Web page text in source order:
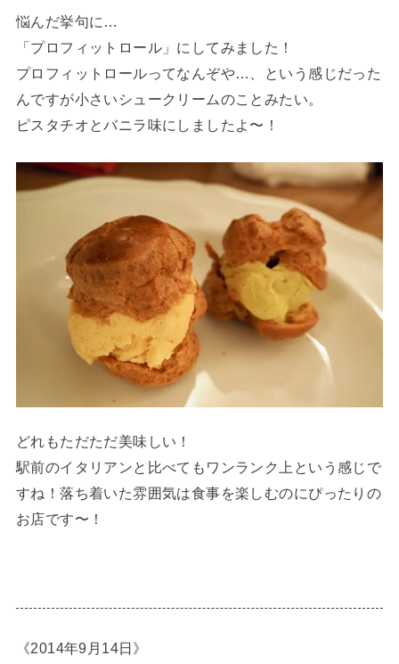
悩んだ挙句に…
「プロフィットロール」にしてみました！
プロフィットロールってなんぞや…、という感じだった
んですが小さいシュークリームのことみたい。
ピスタチオとバニラ味にしましたよ〜！
どれもただただ美味しい！
駅前のイタリアンと比べてもワンランク上という感じで
すね！落ち着いた雰囲気は食事を楽しむのにぴったりの
お店です〜！
《2014年9月14日》